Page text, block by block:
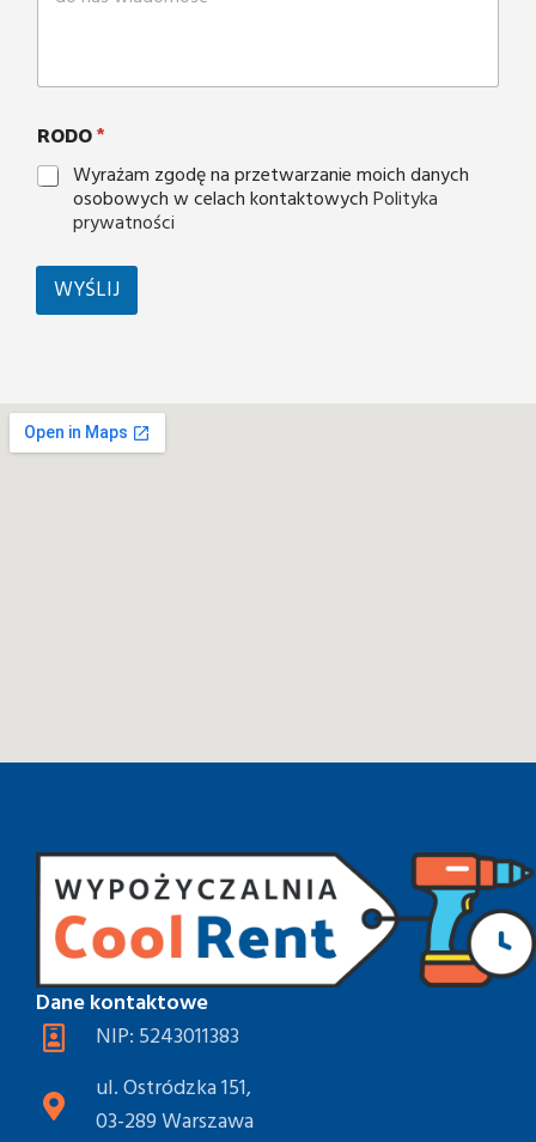
RODO*
Wyrażam zgodę na przetwarzanie moich danych
osobowych w celach kontaktowychPolityka
prywatności
WYŚLIJ
Dane kontaktowe
NIP: 5243011383
ul. Ostródzka 151,
03-289 Warszawa